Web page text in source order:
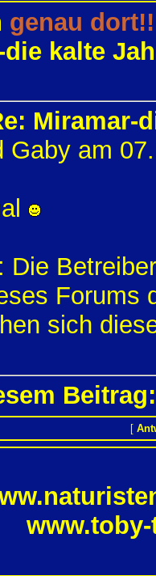
genau
die kalte
Miramar-
Gaby am
Die
Forums
sich
Beitrag:
[